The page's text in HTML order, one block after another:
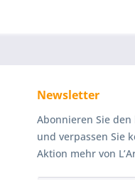
Newsletter
Abonnieren Sie
und verpassen Sie
Aktion mehr von